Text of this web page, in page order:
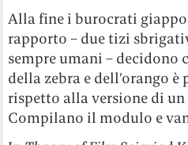
Alla fine i burocrati
rapporto – due tizi
sempre umani – decidono
della zebra e dell’orango
rispetto alla versione di
Compilano il modulo e